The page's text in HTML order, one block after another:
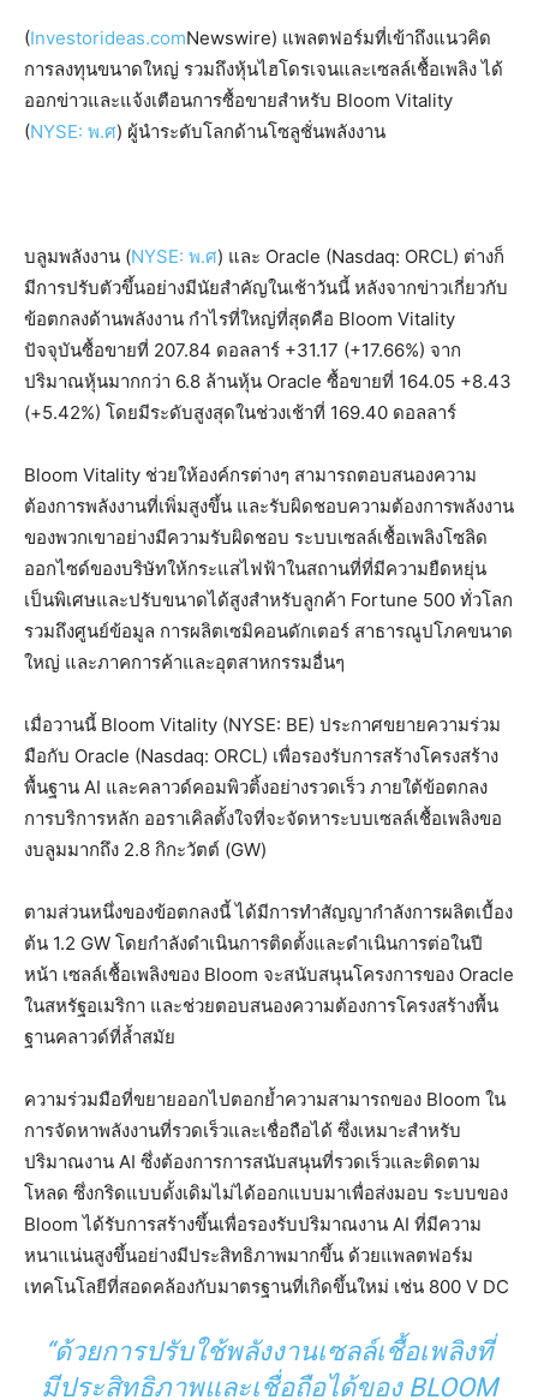
(Investorideas.comNewswire) แพลตฟอร์มที่เข้าถึงแนวคิด
การลงทุนขนาดใหญ่ รวมถึงหุ้นไฮโดรเจนและเซลล์เชื้อเพลิง ได้
ออกข่าวและแจ้งเตือนการซื้อขายสำหรับ Bloom Vitality
(NYSE: พ.ศ) ผู้นำระดับโลกด้านโซลูชั่นพลังงาน
บลูมพลังงาน (NYSE: พ.ศ) และ Oracle (Nasdaq: ORCL) ต่างก็
มีการปรับตัวขึ้นอย่างมีนัยสำคัญในเช้าวันนี้ หลังจากข่าวเกี่ยวกับ
ข้อตกลงด้านพลังงาน กำไรที่ใหญ่ที่สุดคือ Bloom Vitality
ปัจจุบันซื้อขายที่ 207.84 ดอลลาร์ +31.17 (+17.66%) จาก
ปริมาณหุ้นมากกว่า 6.8 ล้านหุ้น Oracle ซื้อขายที่ 164.05 +8.43
(+5.42%) โดยมีระดับสูงสุดในช่วงเช้าที่ 169.40 ดอลลาร์
Bloom Vitality ช่วยให้องค์กรต่างๆ สามารถตอบสนองความ
ต้องการพลังงานที่เพิ่มสูงขึ้น และรับผิดชอบความต้องการพลังงาน
ของพวกเขาอย่างมีความรับผิดชอบ ระบบเซลล์เชื้อเพลิงโซลิด
ออกไซด์ของบริษัทให้กระแสไฟฟ้าในสถานที่ที่มีความยืดหยุ่น
เป็นพิเศษและปรับขนาดได้สูงสำหรับลูกค้า Fortune 500 ทั่วโลก
รวมถึงศูนย์ข้อมูล การผลิตเซมิคอนดักเตอร์ สาธารณูปโภคขนาด
ใหญ่ และภาคการค้าและอุตสาหกรรมอื่นๆ
เมื่อวานนี้ Bloom Vitality (NYSE: BE) ประกาศขยายความร่วม
มือกับ Oracle (Nasdaq: ORCL) เพื่อรองรับการสร้างโครงสร้าง
พื้นฐาน AI และคลาวด์คอมพิวติ้งอย่างรวดเร็ว ภายใต้ข้อตกลง
การบริการหลัก ออราเคิลตั้งใจที่จะจัดหาระบบเซลล์เชื้อเพลิงขอ
งบลูมมากถึง 2.8 กิกะวัตต์ (GW)
ตามส่วนหนึ่งของข้อตกลงนี้ ได้มีการทำสัญญากำลังการผลิตเบื้อง
ต้น 1.2 GW โดยกำลังดำเนินการติดตั้งและดำเนินการต่อในปี
หน้า เซลล์เชื้อเพลิงของ Bloom จะสนับสนุนโครงการของ Oracle
ในสหรัฐอเมริกา และช่วยตอบสนองความต้องการโครงสร้างพื้น
ฐานคลาวด์ที่ล้ำสมัย
ความร่วมมือที่ขยายออกไปตอกย้ำความสามารถของ Bloom ใน
การจัดหาพลังงานที่รวดเร็วและเชื่อถือได้ ซึ่งเหมาะสำหรับ
ปริมาณงาน AI ซึ่งต้องการการสนับสนุนที่รวดเร็วและติดตาม
โหลด ซึ่งกริดแบบดั้งเดิมไม่ได้ออกแบบมาเพื่อส่งมอบ ระบบของ
Bloom ได้รับการสร้างขึ้นเพื่อรองรับปริมาณงาน AI ที่มีความ
หนาแน่นสูงขึ้นอย่างมีประสิทธิภาพมากขึ้น ด้วยแพลตฟอร์ม
เทคโนโลยีที่สอดคล้องกับมาตรฐานที่เกิดขึ้นใหม่ เช่น 800 V DC
“ด้วยการปรับใช้พลังงานเซลล์เชื้อเพลิงที่
มีประสิทธิภาพและเชื่อถือได้ของ BLOOM